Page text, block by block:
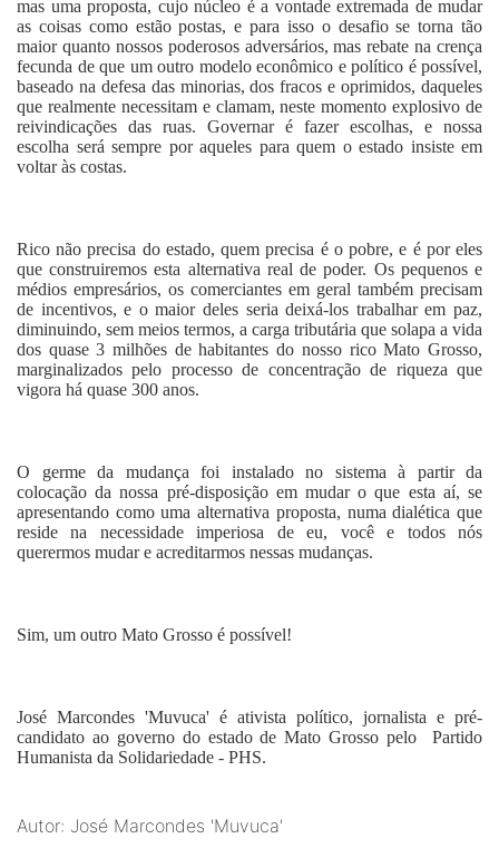
mas uma proposta, cujo núcleo é a vontade extremada de mudar
as coisas como estão postas, e para isso o desafio se torna tão
maior quanto nossos poderosos adversários, mas rebate na crença
fecunda de que um outro modelo econômico e político é possível,
baseado na defesa das minorias, dos fracos e oprimidos, daqueles
que realmente necessitam e clamam, neste momento explosivo de
reivindicações das ruas. Governar é fazer escolhas, e nossa
escolha será sempre por aqueles para quem o estado insiste em
voltar às costas.
Rico não precisa do estado, quem precisa é o pobre, e é por eles
que construiremos esta alternativa realde poder. Os pequenos e
médios empresários, os comerciantes em geral também precisam
de incentivos, e o maior deles seria deixá-los trabalhar em paz,
diminuindo, sem meios termos, a carga tributária que solapa a vida
dos quase 3 milhões de habitantes do nosso rico Mato Grosso,
marginalizados pelo processo de concentração de riqueza que
vigora há quase 300 anos.
O germe da mudança foi instalado no sistema à partir da
colocação da nossa pré-disposição em mudar o que esta aí, se
apresentando como uma alternativa proposta, numa dialética que
reside na necessidade imperiosa de eu, você e todos nós
querermos mudar e acreditarmos nessas mudanças.
Sim, um outro Mato Grosso é possível!
José Marcondes 'Muvuca' é ativista político, jornalista e pré-
candidato ao governo do estado de Mato Grosso pelo Partido
Humanista da Solidariedade - PHS.
Autor: José Marcondes 'Muvuca'